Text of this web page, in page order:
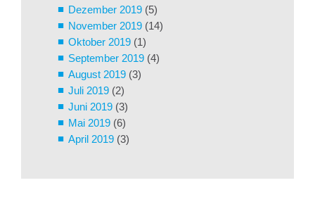
Dezember 2019 (5)
November 2019 (14)
Oktober 2019 (1)
September 2019 (4)
August 2019 (3)
Juli 2019 (2)
Juni 2019 (3)
Mai 2019 (6)
April 2019 (3)